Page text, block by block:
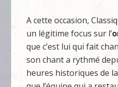
A cette occasion,
un légitime focus sur l’
que c’est lui qui fait
son chant a rythmé
heures historiques de